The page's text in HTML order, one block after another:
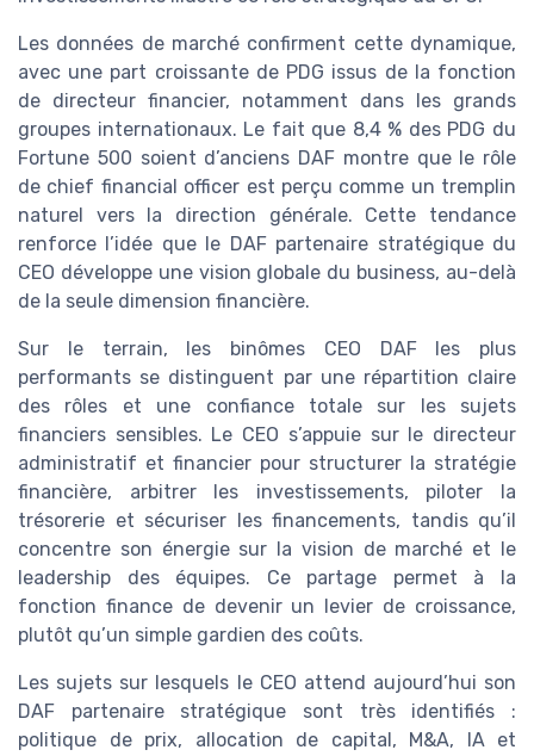
Les données de marché confirment cette dynamique,
avec une part croissante de PDG issus de la fonction
de directeur financier, notamment dans les grands
groupes internationaux. Le fait que 8,4 % des PDG du
Fortune 500 soient d’anciens DAF montre que le rôle
de chief financial officer est perçu comme un tremplin
naturel vers la direction générale. Cette tendance
renforce l’idée que le DAF partenaire stratégique du
CEO développe une vision globale du business, au-delà
de la seule dimension financière.
Sur le terrain, les binômes CEO DAF les plus
performants se distinguent par une répartition claire
des rôles et une confiance totale sur les sujets
financiers sensibles. Le CEO s’appuie sur le directeur
administratif et financier pour structurer la stratégie
financière, arbitrer les investissements, piloter la
trésorerie et sécuriser les financements, tandis qu’il
concentre son énergie sur la vision de marché et le
leadership des équipes. Ce partage permet à la
fonction finance de devenir un levier de croissance,
plutôt qu’un simple gardien des coûts.
Les sujets sur lesquels le CEO attend aujourd’hui son
DAF partenaire stratégique sont très identifiés :
politique de prix, allocation de capital, M&A, IA et